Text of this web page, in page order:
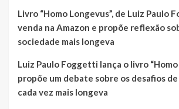
Livro “Homo Longevus”, de Luiz Paulo
venda na Amazon e propõe reflexão
sociedade mais longeva
Luiz Paulo Foggetti lança o livro “Homo
propõe um debate sobre os desafios
cada vez mais longeva